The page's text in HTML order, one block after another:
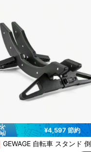
¥4,597 節約
GEWAGE 自転車 スタンド 倒れない 室内・屋外用 錆ない サイクルグローブ ロードバイク/クロスバイクなど対応